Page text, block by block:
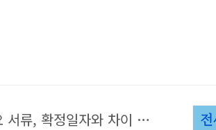
전세권 설정이란? 설정 및 해지 방법, 필요 서류, 확정일자와 차이 총정리